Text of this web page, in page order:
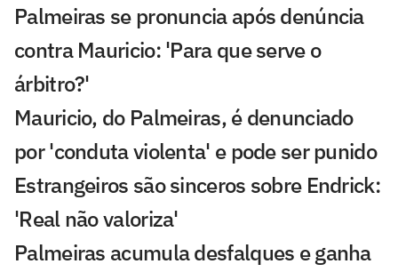
Palmeiras se pronuncia após denúncia
contra Mauricio: 'Para que serve o
árbitro?'
Mauricio, do Palmeiras, é denunciado
por 'conduta violenta' e pode ser punido
Estrangeiros são sinceros sobre Endrick:
'Real não valoriza'
Palmeiras acumula desfalques e ganha